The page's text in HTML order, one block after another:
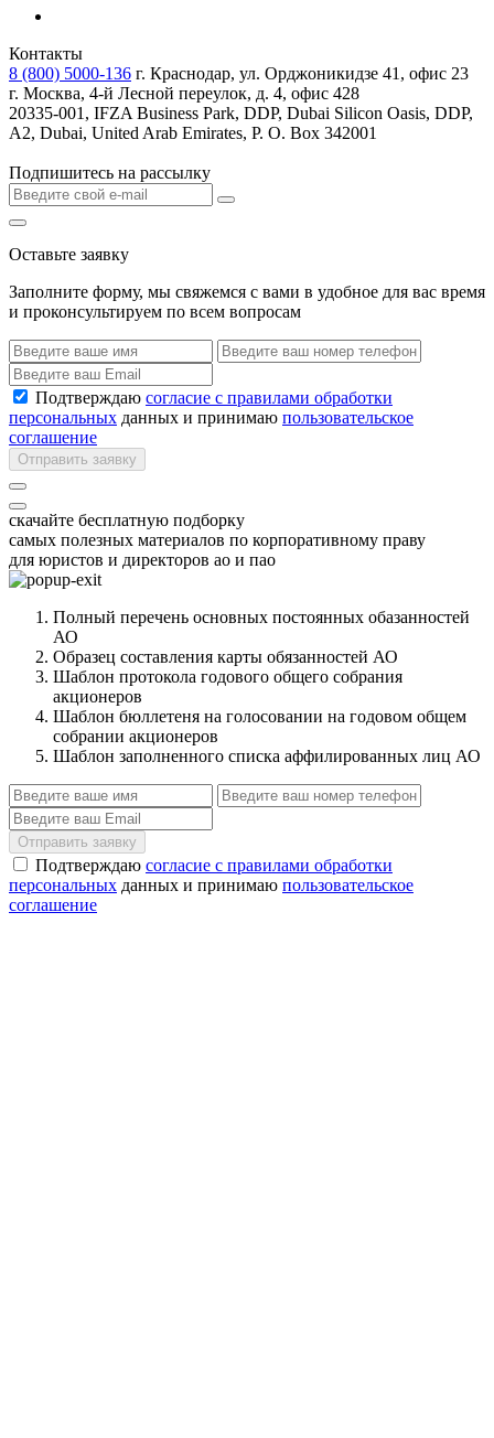
Контакты
8 (800) 5000-136 г. Краснодар, ул. Орджоникидзе 41, офис 23
г. Москва, 4-й Лесной переулок, д. 4, офис 428
20335-001, IFZA Business Park, DDP, Dubai Silicon Oasis, DDP,
A2, Dubai, United Arab Emirates, P. O. Box 342001
Подпишитесь на рассылку
Оставьте заявку
Заполните форму, мы свяжемся с вами в удобное для вас время
и проконсультируем по всем вопросам
Подтверждаю согласие с правилами обработки
персональных данных и принимаю пользовательское
соглашение
Отправить заявку
скачайте бесплатную подборку
самых полезных материалов по корпоративному праву
для юристов и директоров ао и пао
Полный перечень основных постоянных обазанностей
АО
Образец составления карты обязанностей АО
Шаблон протокола годового общего собрания
акционеров
Шаблон бюллетеня на голосовании на годовом общем
собрании акционеров
Шаблон заполненного списка аффилированных лиц АО
Отправить заявку
Подтверждаю согласие с правилами обработки
персональных данных и принимаю пользовательское
соглашение